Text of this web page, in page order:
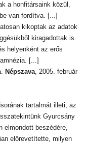
a honfitársaink közül,
van fordítva. [...]
kikoptak az adatok
kiragadottak is.
helyenként az erős
[...]
Népszava, 2005. február
tartalmát illeti, az
Gyurcsány
elmondott beszédére,
előrevetítette, milyen